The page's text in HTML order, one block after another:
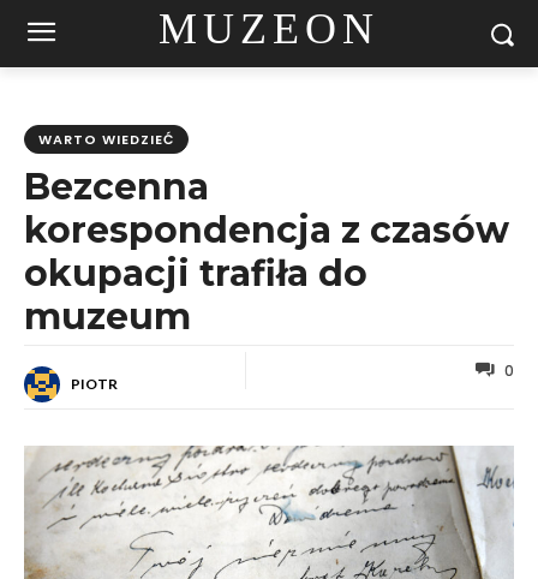
MUZEON
WARTO WIEDZIEĆ
Bezcenna
korespondencja z czasów
okupacji trafiła do
muzeum
PIOTR
0